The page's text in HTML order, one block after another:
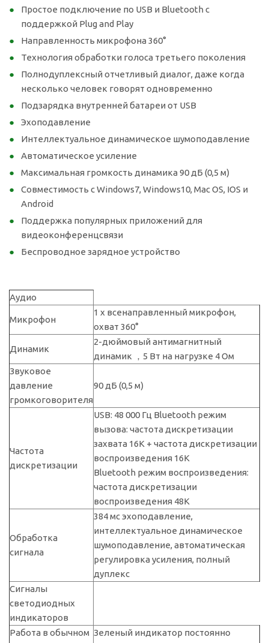
Простое подключение по USB и Bluetooth с
поддержкой Plug and Play
Направленность микрофона 360°
Технология обработки голоса третьего поколения
Полнодуплексный отчетливый диалог, даже когда
несколько человек говорят одновременно
Подзарядка внутренней батареи от USB
Эхоподавление
Интеллектуальное динамическое шумоподавление
Автоматическое усиление
Максимальная громкость динамика 90 дБ (0,5 м)
Совместимость с Windows7, Windows10, Mac OS, IOS и
Android
Поддержка популярных приложений для
видеоконференцсвязи
Беспроводное зарядное устройство
Аудио
Микрофон
1 х всенаправленный микрофон,
охват 360°
Динамик
2-дюймовый антимагнитный
динамик ，5 Вт на нагрузке 4 Ом
Звуковое
давление
громкоговорителя
90 дБ (0,5 м)
Частота
дискретизации
USB: 48 000 Гц Bluetooth режим
вызова: частота дискретизации
захвата 16K + частота дискретизации
воспроизведения 16K
Bluetooth режим воспроизведения:
частота дискретизации
воспроизведения 48K
Обработка
сигнала
384 мс эхоподавление,
интеллектуальное динамическое
шумоподавление, автоматическая
регулировка усиления, полный
дуплекс
Сигналы
светодиодных
индикаторов
Работа в обычном Зеленый индикатор постоянно